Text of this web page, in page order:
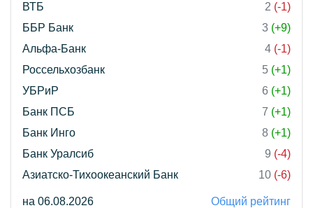
ВТБ
2 (-1)
ББР Банк
3 (+9)
Альфа-Банк
4 (-1)
Россельхозбанк
5 (+1)
УБРиР
6 (+1)
Банк ПСБ
7 (+1)
Банк Инго
8 (+1)
Банк Уралсиб
9 (-4)
Азиатско-Тихоокеанский Банк
10 (-6)
на 06.08.2026 Общий рейтинг